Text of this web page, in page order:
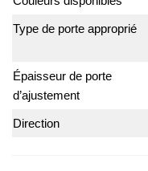
Type de porte approprié
Épaisseur de porte
d’ajustement
Direction